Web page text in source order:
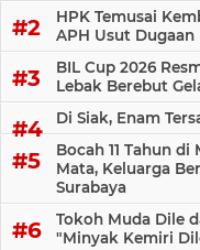
HPK Temusai
APH Usut Dugaan
BIL Cup 2026
Lebak Berebut
Di Siak, Enam
Bocah 11 Tahun
Mata, Keluarga
Surabaya
Tokoh Muda Dile
"Minyak Kemiri